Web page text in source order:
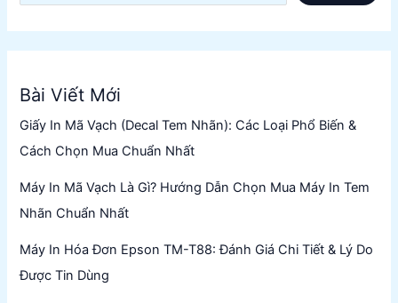
Bài Viết Mới
Giấy In Mã Vạch (Decal Tem Nhãn): Các Loại Phổ Biến &
Cách Chọn Mua Chuẩn Nhất
Máy In Mã Vạch Là Gì? Hướng Dẫn Chọn Mua Máy In Tem
Nhãn Chuẩn Nhất
Máy In Hóa Đơn Epson TM-T88: Đánh Giá Chi Tiết & Lý Do
Được Tin Dùng